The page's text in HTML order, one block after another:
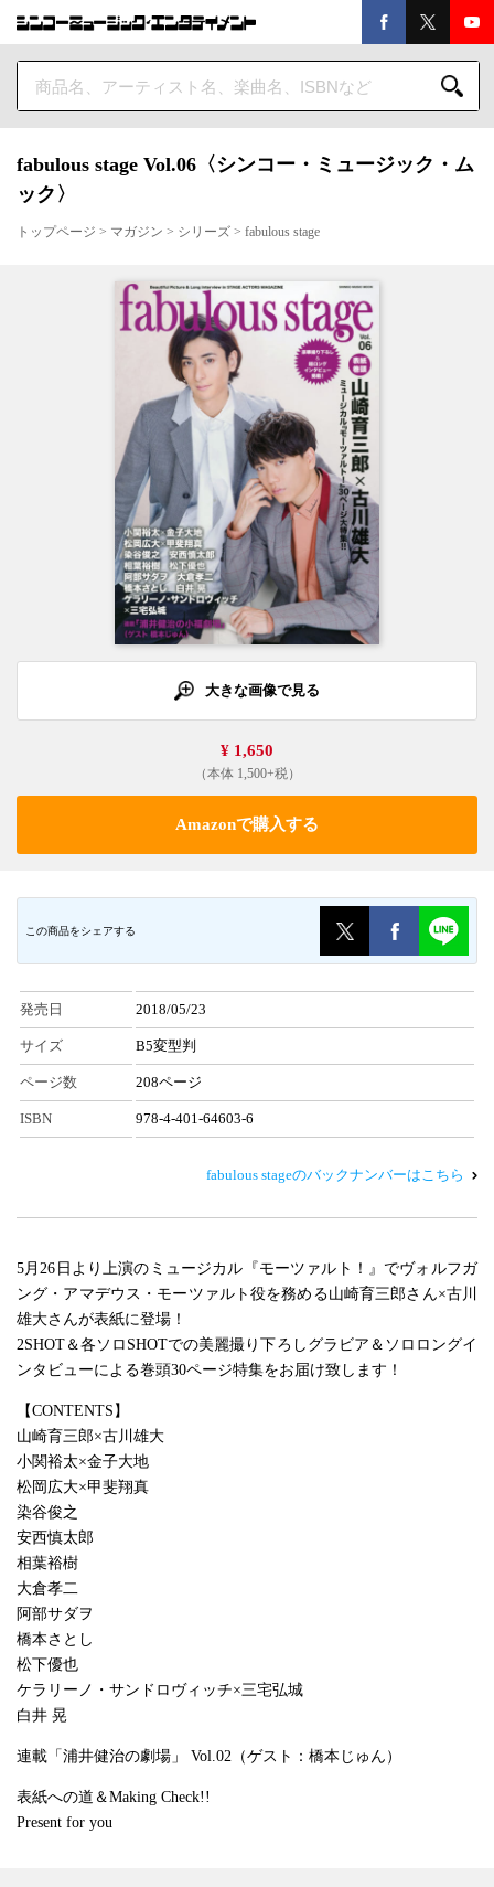
fabulous stage Vol.06〈シンコー・ミュージック・ム
ック〉
トップページ > マガジン > シリーズ > fabulous stage
大きな画像で見る
¥ 1,650
（本体 1,500+税）
Amazonで購入する
この商品をシェアする
発売日 2018/05/23
サイズ B5変型判
ページ数 208ページ
ISBN 978-4-401-64603-6
fabulous stageのバックナンバーはこちら
5月26日より上演のミュージカル『モーツァルト！』でヴォルフガ
ング・アマデウス・モーツァルト役を務める山崎育三郎さん×古川
雄大さんが表紙に登場！
2SHOT＆各ソロSHOTでの美麗撮り下ろしグラビア＆ソロロングイ
ンタビューによる巻頭30ページ特集をお届け致します！
【CONTENTS】
山崎育三郎×古川雄大
小関裕太×金子大地
松岡広大×甲斐翔真
染谷俊之
安西慎太郎
相葉裕樹
大倉孝二
阿部サダヲ
橋本さとし
松下優也
ケラリーノ・サンドロヴィッチ×三宅弘城
白井 晃
連載「浦井健治の劇場」 Vol.02（ゲスト：橋本じゅん）
表紙への道＆Making Check!!
Present for you